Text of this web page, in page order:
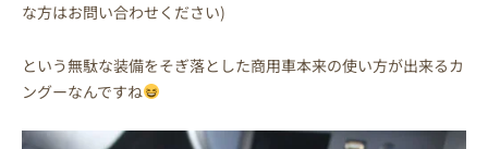
な方はお問い合わせください)
という無駄な装備をそぎ落とした商用車本来の使い方が出来るカ
ングーなんですね